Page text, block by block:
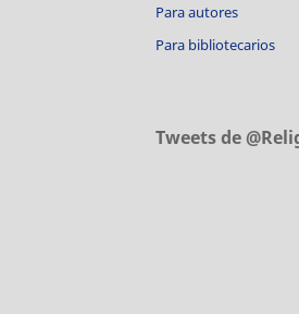
Para autores
Para bibliotecarios
Tweets de